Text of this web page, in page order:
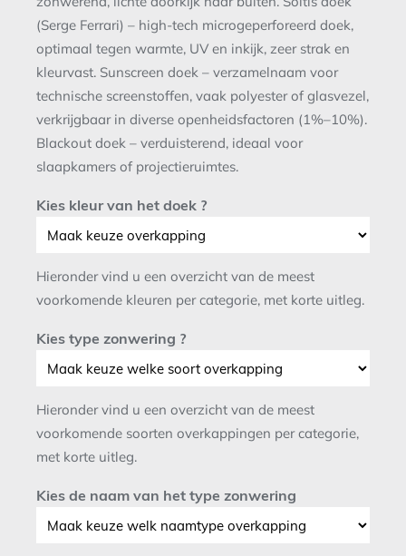
(Serge Ferrari) – high-tech microgeperforeerd doek,
optimaal tegen warmte, UV en inkijk, zeer strak en
kleurvast. Sunscreen doek – verzamelnaam voor
technische screenstoffen, vaak polyester of glasvezel,
verkrijgbaar in diverse openheidsfactoren (1%–10%).
Blackout doek – verduisterend, ideaal voor
slaapkamers of projectieruimtes.
Kies kleur van het doek ?
Hieronder vind u een overzicht van de meest
voorkomende kleuren per categorie, met korte uitleg.
Kies type zonwering ?
Hieronder vind u een overzicht van de meest
voorkomende soorten overkappingen per categorie,
met korte uitleg.
Kies de naam van het type zonwering